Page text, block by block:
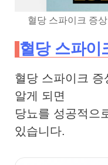
혈당 스파이크 증
혈당 스파이
혈당 스파이크
알게 되면
당뇨를 성공적으
있습니다.